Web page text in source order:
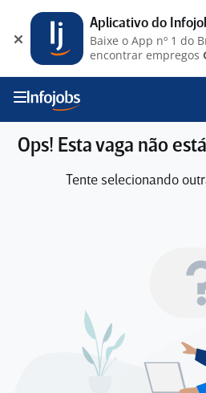
Ops! Esta vaga não
Tente selecionando
Aplicativo do
Baixe o App nº 1 do
encontrar empregos